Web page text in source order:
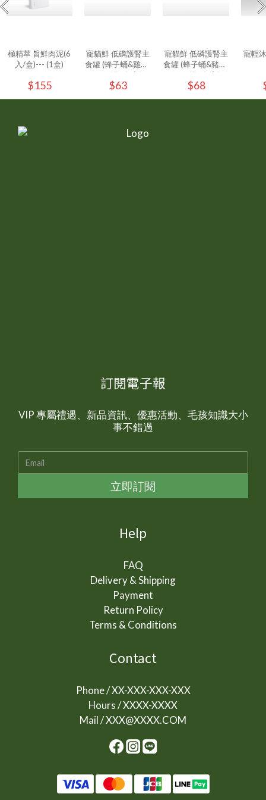
極精萃 旨鮮肉泥(6
入/盒)--- (1盒)
$155
寵貓鮮 低磷護腎主
食罐 (蜂子蛹&雞肉)
80g/罐 - (1入)
$63
寵貓鮮 低磷護腎主
食罐 (蜂子蛹&豬肉)
80g/罐 - (1入)
$68
寵輕
訂閱電子報
VIP 專屬禮遇、新品資訊、優惠活動、毛孩知識大小
事不錯過
立即訂閱
Help
FAQ
Delivery & Shipping
Payment
Return Policy
Terms & Conditions
Contact
Phone / XX-XXX-XXX-XXX
Hours / XXXX-XXXX
Mail / XXX@XXXX.COM